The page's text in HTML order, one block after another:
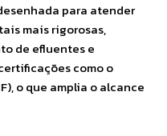
para atender
mais rigorosas,
de efluentes e
como o
o que amplia o alcance